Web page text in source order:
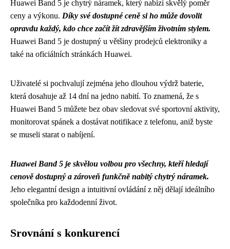
Huawei Band 5 je chytrý náramek, který nabízí skvělý poměr
ceny a výkonu. Díky své dostupné ceně si ho může dovolit
opravdu každý, kdo chce začít žít zdravějším životním stylem.
Huawei Band 5 je dostupný u většiny prodejců elektroniky a
také na oficiálních stránkách Huawei.
Uživatelé si pochvalují zejména jeho dlouhou výdrž baterie,
která dosahuje až 14 dní na jedno nabití. To znamená, že s
Huawei Band 5 můžete bez obav sledovat své sportovní aktivity,
monitorovat spánek a dostávat notifikace z telefonu, aniž byste
se museli starat o nabíjení.
Huawei Band 5 je skvělou volbou pro všechny, kteří hledají
cenově dostupný a zároveň funkčně nabitý chytrý náramek.
Jeho elegantní design a intuitivní ovládání z něj dělají ideálního
společníka pro každodenní život.
Srovnání s konkurencí